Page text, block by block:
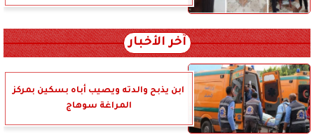
آخر الأخبار
ابن يذبح والدته ويصيب أباه بسكين بمركز
المراغة سوهاج